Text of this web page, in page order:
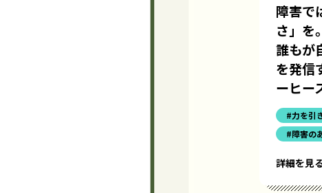
障害で
さ」を。
誰もが
を発信
ーヒー
#力を引
#障害の
詳細を見